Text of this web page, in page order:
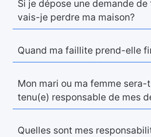
Si je dépose une demande
vais-je perdre ma maison?
Quand ma faillite prend-elle
Mon mari ou ma femme
tenu(e) responsable de mes
Quelles sont mes